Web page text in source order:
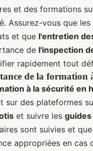
et des formations
Assurez-vous que les
et que l'entretien
de l'inspection
rapidement tout
de la formation
à la sécurité en
sur des plateformes
et suivre les
sont suivies et
appropriées en